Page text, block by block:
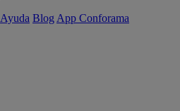
Ayuda Blog App Conforama